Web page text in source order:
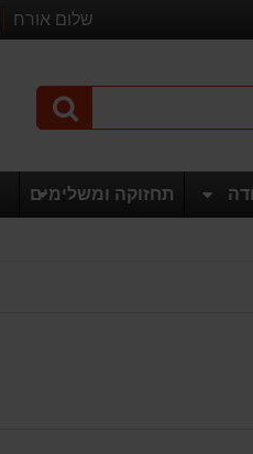
שלום אורח
תחזוקה ומשלימים